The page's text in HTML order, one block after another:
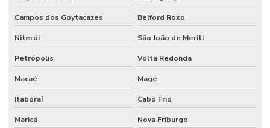
Campos dos Goytacazes Belford Roxo
Niterói São João de Meriti
Petrópolis Volta Redonda
Macaé Magé
Itaboraí Cabo Frio
Maricá Nova Friburgo